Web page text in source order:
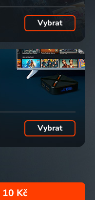
Vybrat
Vybrat
10 Kč